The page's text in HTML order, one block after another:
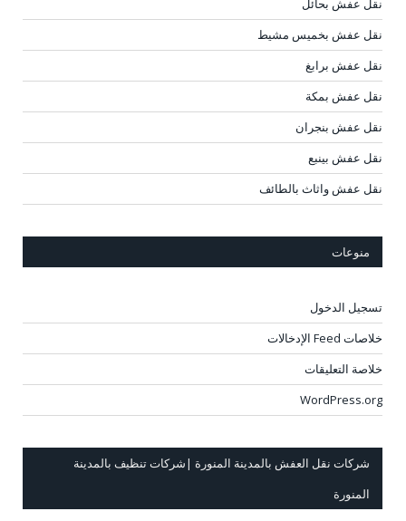
نقل عفش بحائل
نقل عفش بخميس مشيط
نقل عفش برابغ
نقل عفش بمكة
نقل عفش بنجران
نقل عفش بينبع
نقل عفش واثاث بالطائف
منوعات
تسجيل الدخول
خلاصات Feed الإدخالات
خلاصة التعليقات
WordPress.org
شركات نقل العفش بالمدينة المنورة |شركات تنظيف بالمدينة
المنورة